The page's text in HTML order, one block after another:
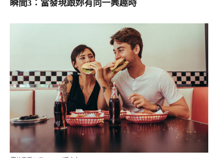
瞬間3：當發現跟妳有同一興趣時